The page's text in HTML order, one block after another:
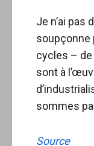
Je n’ai pas
soupçonne
cycles –
sont à
sommes
Source